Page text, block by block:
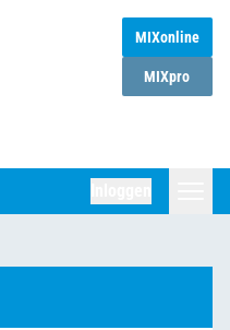
MIXonline
MIXpro